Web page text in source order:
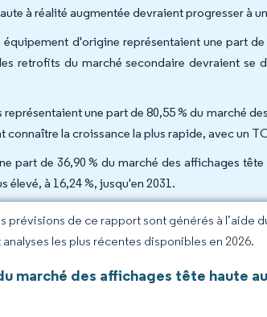
à réalité augmentée devraient progresser à
d'origine représentaient une part
retrofits du marché secondaire devraient se
une part de 80,55 % du marché
la croissance la plus rapide, avec un
part de 36,90 % du marché des affichages
à 16,24 %, jusqu'en 2031.
prévisions de ce rapport sont générés à l’aide
les plus récentes disponibles en 2026.
marché des affichages tête haute